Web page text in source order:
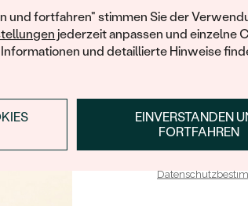
und fortfahren" stimmen Sie der
jederzeit anpassen und einzelne
und detaillierte Hinweise
EINVERSTANDEN
FORTFAHREN
hinterlassen Sie uns bitte Ihre E-
NACHRICHT SENDEN, WENN
Klicken bestätige ich, dass ich die
Ihren ersten
ANMELDEN &
E-Mail-Adresse je bei uns in